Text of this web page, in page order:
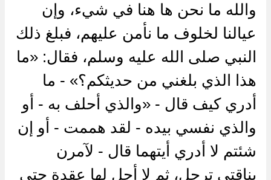
والله ما نحن ها هنا في شيء، وإن
عيالنا لخلوف ما نأمن عليهم، فبلغ ذلك
النبي صلى الله عليه وسلم، فقال: «ما
هذا الذي بلغني من حديثكم؟» - ما
أدري كيف قال - «والذي أحلف به - أو
والذي نفسي بيده - لقد هممت - أو إن
شئتم لا أدري أيتهما قال - لآمرن
بناقتي ترحل، ثم لا أحل لها عقدة حتى